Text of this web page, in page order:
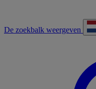
De zoekbalk weergeven